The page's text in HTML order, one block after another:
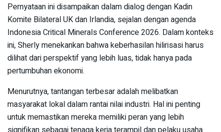
Pernyataan ini disampaikan dalam dialog dengan Kadin
Komite Bilateral UK dan Irlandia, sejalan dengan agenda
Indonesia Critical Minerals Conference 2026. Dalam konteks
ini, Sherly menekankan bahwa keberhasilan hilirisasi harus
dilihat dari perspektif yang lebih luas, tidak hanya pada
pertumbuhan ekonomi.
Menurutnya, tantangan terbesar adalah melibatkan
masyarakat lokal dalam rantai nilai industri. Hal ini penting
untuk memastikan mereka memiliki peran yang lebih